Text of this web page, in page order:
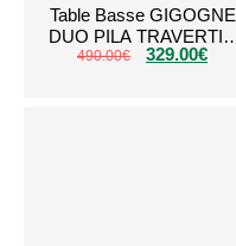
Table Basse GIGOGNE
DUO PILA TRAVERTIN
CÉRAMIQUE
490.00€ 329.00€